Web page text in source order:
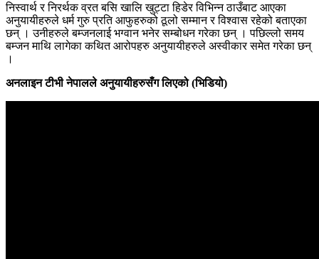
निस्वार्थ र निरर्थक व्रत बसि खालि खुट्टा हिडेर विभिन्न ठाउँबाट आएका
अनुयायीहरुले धर्म गुरु प्रति आफुहरुको ठूलो सम्मान र विश्वास रहेको बताएका
छन् । उनीहरुले बम्जनलाई भग्वान भनेर सम्बोधन गरेका छन् । पछिल्लो समय
बम्जन माथि लागेका कथित आरोपहरु अनुयायीहरुले अस्वीकार समेत गरेका छन्
।
अनलाइन टीभी नेपालले अनुयायीहरुसँग लिएको (भिडियो)